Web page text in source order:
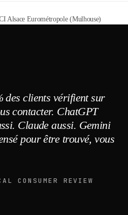
Alsace Eurométropole (Mulhouse)
des clients vérifient sur
contacter. ChatGPT
Claude aussi. Gemini
pour être trouvé, vous
CONSUMER REVIEW